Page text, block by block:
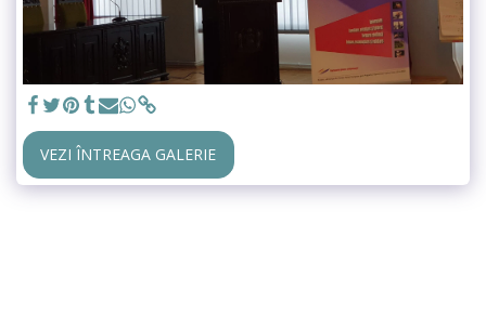
VEZI ÎNTREAGA GALERIE